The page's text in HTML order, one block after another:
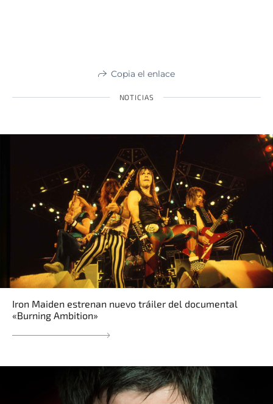
Copia el enlace
NOTICIAS
Iron Maiden estrenan nuevo tráiler del documental
«Burning Ambition»